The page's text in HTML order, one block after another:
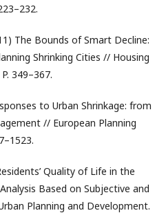
The Bounds of Smart Decline:
Shrinking Cities // Housing
349–367.
to Urban Shrinkage: from
// European Planning
Quality of Life in the
Based on Subjective and
Planning and Development.